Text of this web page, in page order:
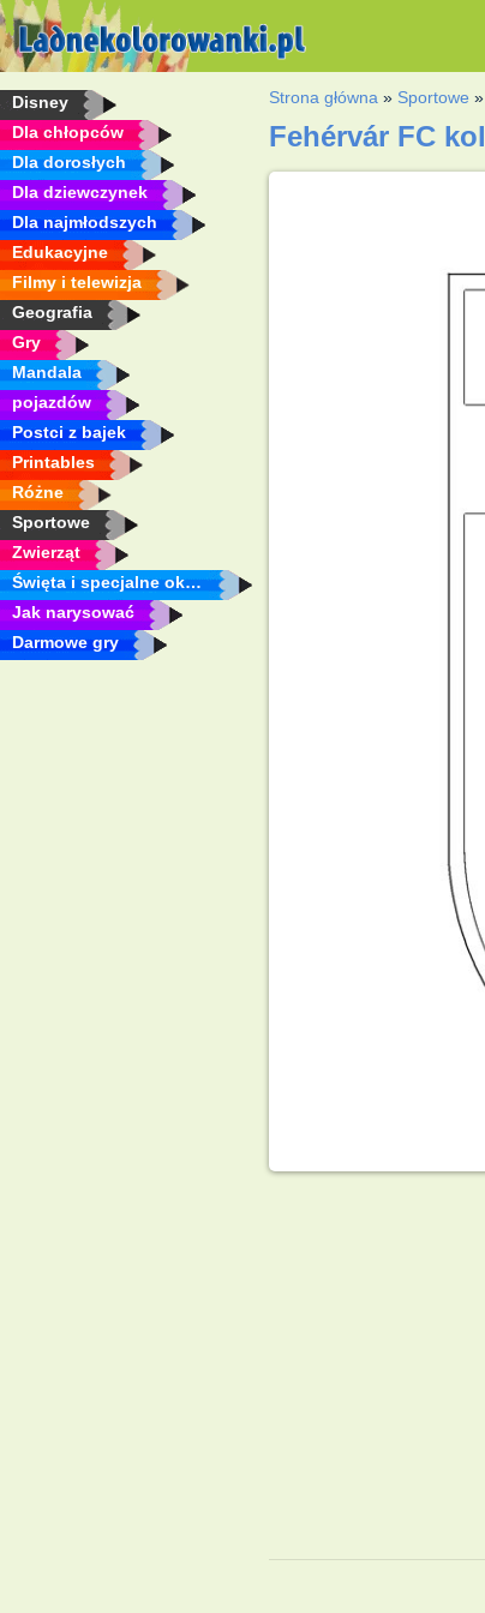
Disney
Dla chłopców
Dla dorosłych
Dla dziewczynek
Dla najmłodszych
Edukacyjne
Filmy i telewizja
Geografia
Gry
Mandala
pojazdów
Postci z bajek
Printables
Różne
Sportowe
Zwierząt
Święta i specjalne okazje
Jak narysować
Darmowe gry
Strona główna » Sportowe »
Fehérvár FC